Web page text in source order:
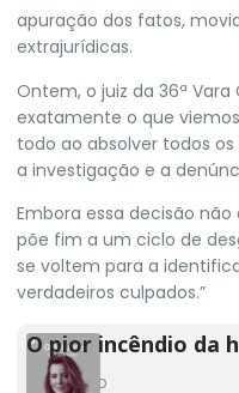
apuração dos fatos,
extrajurídicas.
Ontem, o juiz da 36ª
exatamente o que
todo ao absolver todos
a investigação e a
Embora essa decisão
põe fim a um ciclo de
se voltem para a
verdadeiros culpados.”